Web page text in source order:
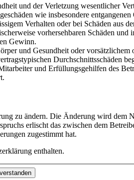
und der Verletzung wesentlicher
wie insbesondere entgangenen
Verhalten oder bei Schäden aus
vorhersehbaren Schäden
Gewinn.
und Gesundheit oder vorsätzlichem
Durchschnittsschäden
und Erfüllungsgehilfen des
zu ändern. Die Änderung wird dem
erlischt das zwischen dem
zugestimmt hat.
enthalten.